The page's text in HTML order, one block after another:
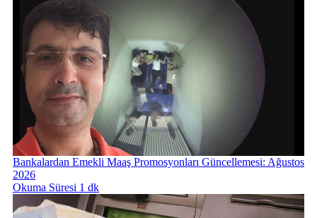
Bankalardan Emekli Maaş Promosyonları Güncellemesi: Ağustos
2026
Okuma Süresi 1 dk